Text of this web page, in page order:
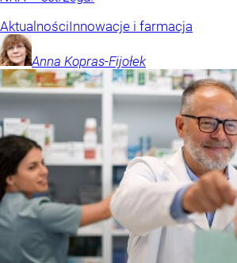
AktualnościInnowacje i farmacja
Anna Kopras-Fijołek